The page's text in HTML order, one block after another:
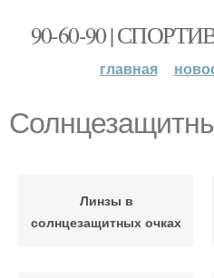
90-60-90 |
главная
Линзы в
солнцезащитных очках